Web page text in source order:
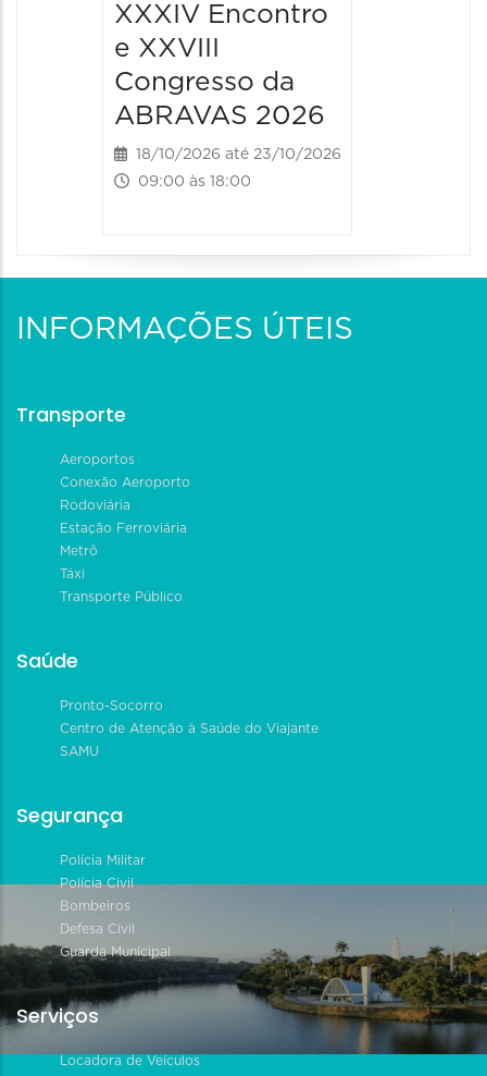
XXXIV Encontro
e XXVIII
Congresso da
ABRAVAS 2026
18/10/2026 até 23/10/2026
09:00 às 18:00
INFORMAÇÕES ÚTEIS
Transporte
Aeroportos
Conexão Aeroporto
Rodoviária
Estação Ferroviária
Metrô
Táxi
Transporte Público
Saúde
Pronto-Socorro
Centro de Atenção à Saúde do Viajante
SAMU
Segurança
Polícia Militar
Polícia Civil
Bombeiros
Defesa Civil
Guarda Municipal
Serviços
Locadora de Veículos